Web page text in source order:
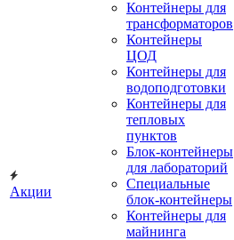
Акции
Контейнеры для
трансформаторов
Контейнеры
ЦОД
Контейнеры для
водоподготовки
Контейнеры для
тепловых
пунктов
Блок-контейнеры
для лабораторий
Специальные
блок-контейнеры
Контейнеры для
майнинга